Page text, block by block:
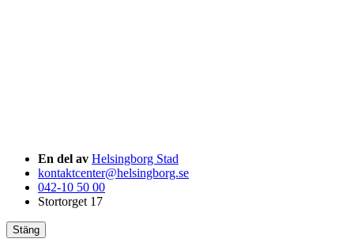
En del av Helsingborg Stad
kontaktcenter@helsingborg.se
042-10 50 00
Stortorget 17
Stäng